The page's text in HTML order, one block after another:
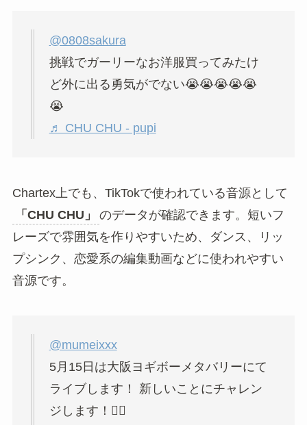
@0808sakura
挑戦でガーリーなお洋服買ってみたけ
ど外に出る勇気がでない😭😭😭😭😭
😭
♬ CHU CHU - pupi
Chartex上でも、TikTokで使われている音源として
「CHU CHU」
のデータが確認できます。短いフ
レーズで雰囲気を作りやすいため、ダンス、リッ
プシンク、恋愛系の編集動画などに使われやすい
音源です。
@mumeixxx
5月15日は大阪ヨギボーメタバリーにて
ライブします！ 新しいことにチャレン
ジします！‪❤️‍🔥